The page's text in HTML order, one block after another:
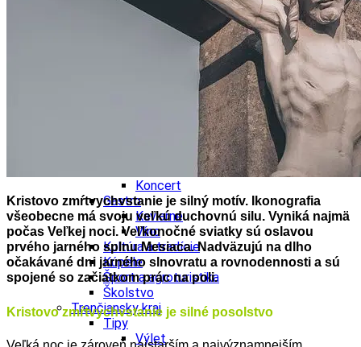
Ekonomika obchod a doprava
Koncert
Gastro
Kaviarne
Víno
Kultúra a tradície
Kúpele
Šport a agroturistika
Školstvo
Trenčiansky kraj
Tipy
Výlet
Kristovo zmŕtvychvstanie je silný motív. Ikonografia
všeobecne má svoju veľkú duchovnú silu. Vyniká najmä
počas Veľkej noci. Veľkonočné sviatky sú oslavou
prvého jarného splnu Mesiaca. Nadväzujú na dlho
očakávané dni jarného slnovratu a rovnodennosti a sú
spojené so začiatkom prác na poli.
Kristovo zmŕtvychvstanie je silné posolstvo